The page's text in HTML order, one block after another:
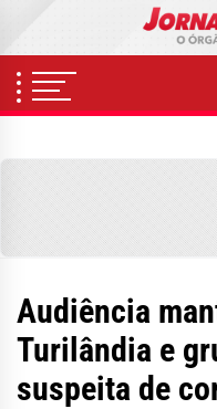
content
Audiência
Turilândia e
suspeita de